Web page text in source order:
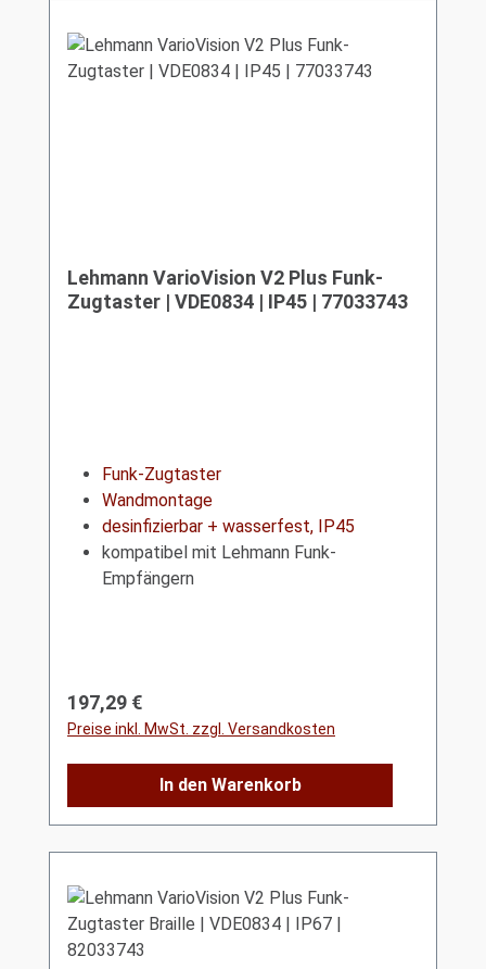
Lehmann VarioVision V2 Plus Funk-
Zugtaster | VDE0834 | IP45 | 77033743
Funk-Zugtaster
Wandmontage
desinfizierbar + wasserfest, IP45
kompatibel mit Lehmann Funk-
Empfängern
Regulärer Preis:
197,29 €
Preise inkl. MwSt. zzgl. Versandkosten
In den Warenkorb